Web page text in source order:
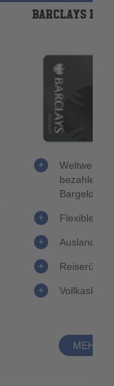
BARCLAYS
Weltweit
bezahlen
Bargeld
Flexible
Vollkasko
MEHR